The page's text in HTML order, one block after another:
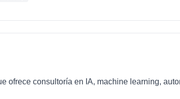
ofrece consultoría en IA, machine learning,